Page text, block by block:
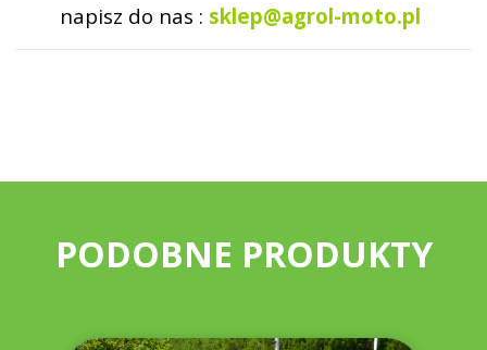
napisz do nas : sklep@agrol-moto.pl
PODOBNE PRODUKTY